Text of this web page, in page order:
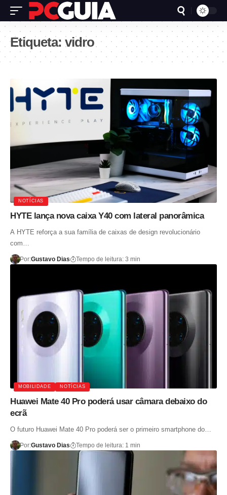
Etiqueta: vidro
NOTÍCIAS
HYTE lança nova caixa Y40 com lateral panorâmica
A HYTE reforça a sua família de caixas de design revolucionário
com…
Por:Gustavo Dias Tempo de leitura: 3 min
MOBILIDADE NOTÍCIAS
Huawei Mate 40 Pro poderá usar câmara debaixo do
ecrã
O futuro Huawei Mate 40 Pro poderá ser o primeiro smartphone do…
Por:Gustavo Dias Tempo de leitura: 1 min